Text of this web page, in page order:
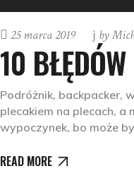
25 marca 2019 by
10
Podróżnik, backpacker,
plecakiem na plecach,
wypoczynek, bo może
READ MORE